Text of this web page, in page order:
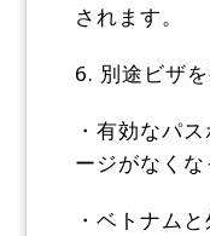
されます。
6. 別途ビザ
・有効なパ
ージがなくな
・ベトナム